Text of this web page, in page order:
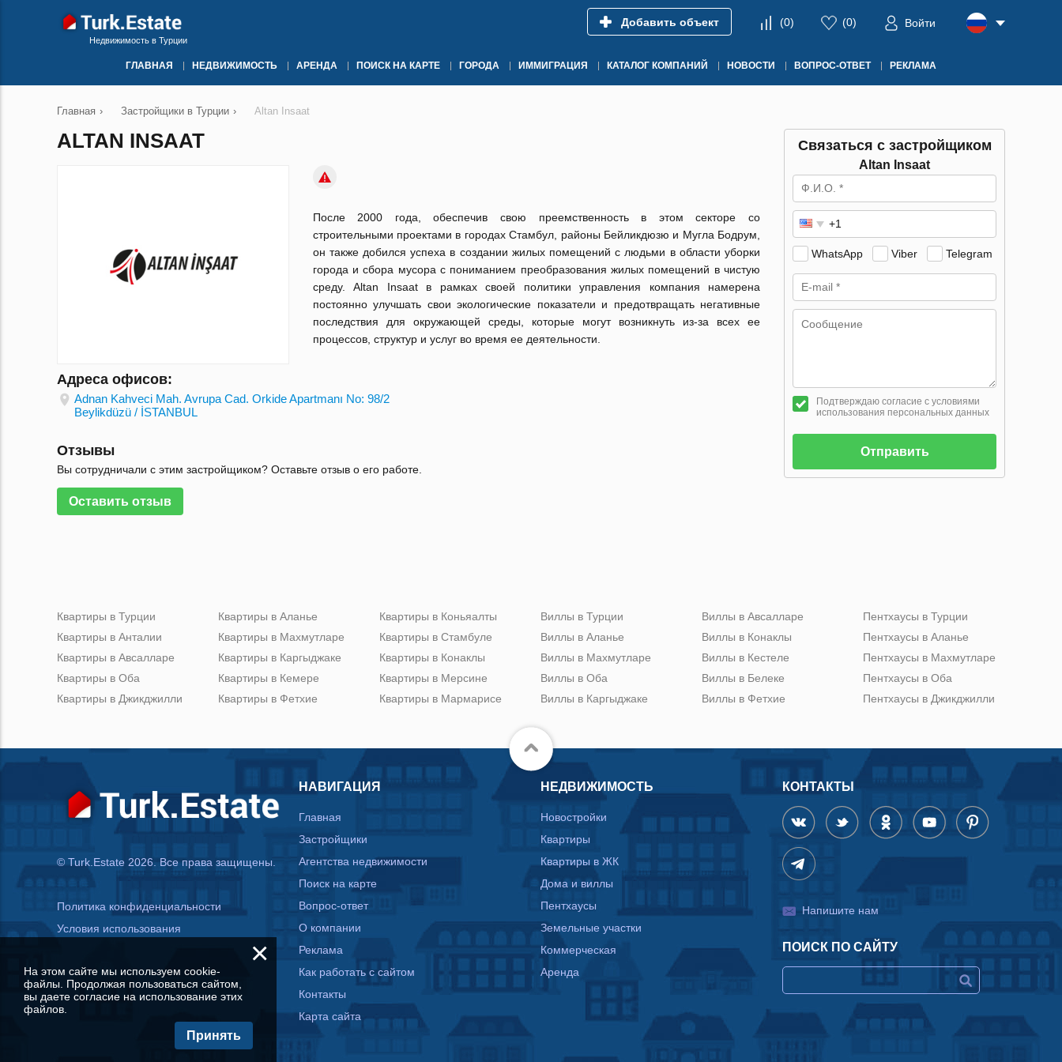
Недвижимость в Турции
Добавить объект (0) (0) Войти
ГЛАВНАЯ НЕДВИЖИМОСТЬ АРЕНДА ПОИСК НА КАРТЕ ГОРОДА ИММИГРАЦИЯ КАТАЛОГ КОМПАНИЙ НОВОСТИ ВОПРОС-ОТВЕТ РЕКЛАМА
Главная › Застройщики в Турции › Altan Insaat
ALTAN INSAAT
После 2000 года, обеспечив свою преемственность в этом секторе со
строительными проектами в городах Стамбул, районы Бейликдюзю и Мугла Бодрум,
он также добился успеха в создании жилых помещений с людьми в области уборки
города и сбора мусора с пониманием преобразования жилых помещений в чистую
среду.Altan Insaat в рамках своей политики управления компания намерена
постоянно улучшать свои экологические показатели и предотвращать негативные
последствия для окружающей среды, которые могут возникнуть из-за всех ее
процессов, структур и услуг во время ее деятельности.
Адреса офисов:
Adnan Kahveci Mah. Avrupa Cad. Orkide Apartmanı No: 98/2
Beylikdüzü / İSTANBUL
Отзывы
Вы сотрудничали с этим застройщиком? Оставьте отзыв о его работе.
Оставить отзыв
Связаться с застройщиком
Altan Insaat
WhatsApp Viber Telegram
Подтверждаю согласие с условиями
использования персональных данных
Отправить
Квартиры в Турции
Квартиры в Анталии
Квартиры в Авсалларе
Квартиры в Оба
Квартиры в Джикджилли
Квартиры в Аланье
Квартиры в Махмутларе
Квартиры в Каргыджаке
Квартиры в Кемере
Квартиры в Фетхие
Квартиры в Коньяалты
Квартиры в Стамбуле
Квартиры в Конаклы
Квартиры в Мерсине
Квартиры в Мармарисе
Виллы в Турции
Виллы в Аланье
Виллы в Махмутларе
Виллы в Оба
Виллы в Каргыджаке
Виллы в Авсалларе
Виллы в Конаклы
Виллы в Кестеле
Виллы в Белеке
Виллы в Фетхие
Пентхаусы в Турции
Пентхаусы в Аланье
Пентхаусы в Махмутларе
Пентхаусы в Оба
Пентхаусы в Джикджилли
© Turk.Estate 2026. Все права защищены.
Политика конфиденциальности
Условия использования
НАВИГАЦИЯ
Главная
Застройщики
Агентства недвижимости
Поиск на карте
Вопрос-ответ
О компании
Реклама
Как работать с сайтом
Контакты
Карта сайта
НЕДВИЖИМОСТЬ
Новостройки
Квартиры
Квартиры в ЖК
Дома и виллы
Пентхаусы
Земельные участки
Коммерческая
Аренда
КОНТАКТЫ
Напишите нам
ПОИСК ПО САЙТУ
×
На этом сайте мы используем cookie-
файлы. Продолжая пользоваться сайтом,
вы даете согласие на использование этих
файлов.
Принять